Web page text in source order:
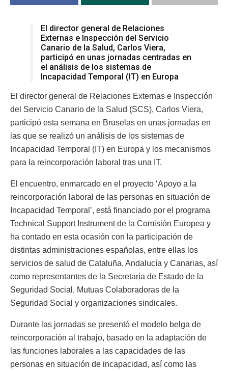
El director general de Relaciones
Externas e Inspección del Servicio
Canario de la Salud, Carlos Viera,
participó en unas jornadas centradas en
el análisis de los sistemas de
Incapacidad Temporal (IT) en Europa
El director general de Relaciones Externas e Inspección
del Servicio Canario de la Salud (SCS), Carlos Viera,
participó esta semana en Bruselas en unas jornadas en
las que se realizó un análisis de los sistemas de
Incapacidad Temporal (IT) en Europa y los mecanismos
para la reincorporación laboral tras una IT.
El encuentro, enmarcado en el proyecto ‘Apoyo a la
reincorporación laboral de las personas en situación de
Incapacidad Temporal’, está financiado por el programa
Technical Support Instrument de la Comisión Europea y
ha contado en esta ocasión con la participación de
distintas administraciones españolas, entre ellas los
servicios de salud de Cataluña, Andalucía y Canarias, así
como representantes de la Secretaría de Estado de la
Seguridad Social, Mutuas Colaboradoras de la
Seguridad Social y organizaciones sindicales.
Durante las jornadas se presentó el modelo belga de
reincorporación al trabajo, basado en la adaptación de
las funciones laborales a las capacidades de las
personas en situación de incapacidad, así como las